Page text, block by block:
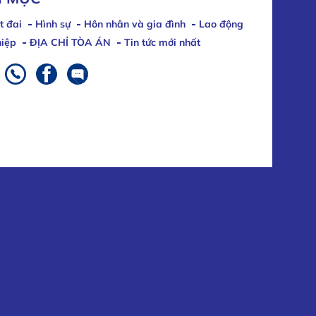
đai Hình sự Hôn nhân và gia đình
Lao động
ĐỊA CHỈ TÒA ÁN Tin tức mới nhất